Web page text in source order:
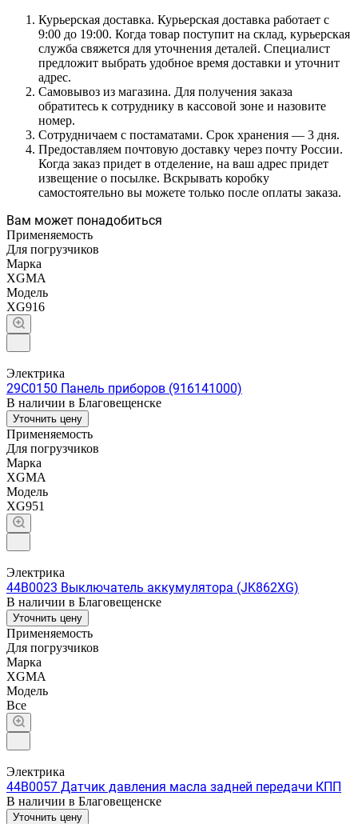
Курьерская доставка. Курьерская доставка работает с
9:00 до 19:00. Когда товар поступит на склад, курьерская
служба свяжется для уточнения деталей. Специалист
предложит выбрать удобное время доставки и уточнит
адрес.
Самовывоз из магазина. Для получения заказа
обратитесь к сотруднику в кассовой зоне и назовите
номер.
Сотрудничаем с постаматами. Срок хранения — 3 дня.
Предоставляем почтовую доставку через почту России.
Когда заказ придет в отделение, на ваш адрес придет
извещение о посылке. Вскрывать коробку
самостоятельно вы можете только после оплаты заказа.
Вам может понадобиться
Применяемость
Для погрузчиков
Марка
XGMA
Модель
XG916
Электрика
29C0150 Панель приборов (916141000)
В наличии в Благовещенске
Уточнить цену
Применяемость
Для погрузчиков
Марка
XGMA
Модель
XG951
Электрика
44B0023 Выключатель аккумулятора (JK862XG)
В наличии в Благовещенске
Уточнить цену
Применяемость
Для погрузчиков
Марка
XGMA
Модель
Все
Электрика
44B0057 Датчик давления масла задней передачи КПП
В наличии в Благовещенске
Уточнить цену